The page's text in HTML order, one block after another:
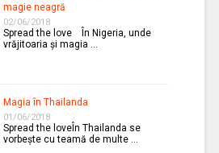
magie neagră
02/06/2018
Spread the love În Nigeria, unde
vrăjitoaria şi magia …
Magia în Thailanda
01/06/2018
Spread the loveÎn Thailanda se
vorbeşte cu teamă de multe …